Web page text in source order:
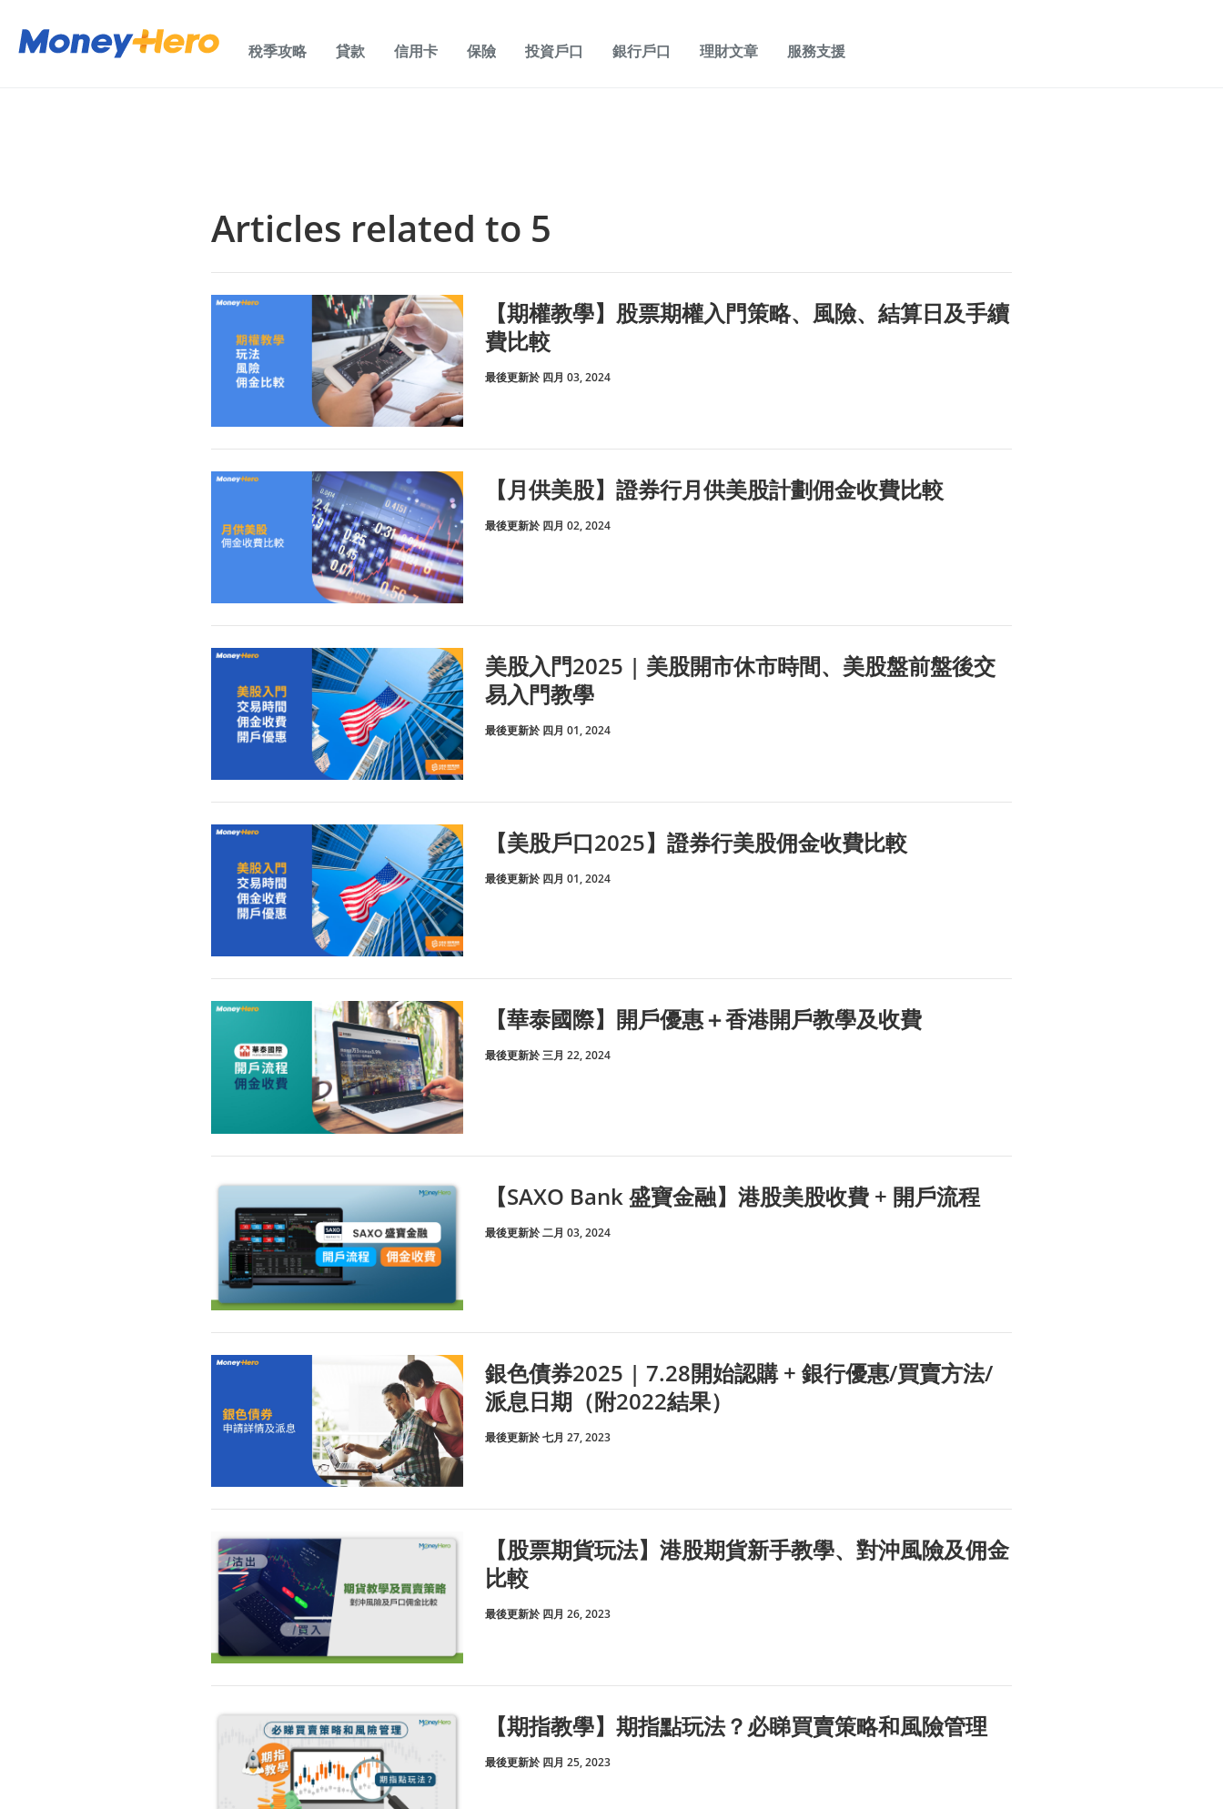
稅季攻略 貸款 信用卡 保險 投資戶口 銀行戶口 理財文章 服務支援
Articles related to 5
【期權教學】股票期權入門策略、風險、結算日及手續
費比較
最後更新於 四月 03, 2024
【月供美股】證券行月供美股計劃佣金收費比較
最後更新於 四月 02, 2024
美股入門2025 | 美股開市休市時間、美股盤前盤後交
易入門教學
最後更新於 四月 01, 2024
【美股戶口2025】證券行美股佣金收費比較
最後更新於 四月 01, 2024
【華泰國際】開戶優惠＋香港開戶教學及收費
最後更新於 三月 22, 2024
【SAXO Bank 盛寶金融】港股美股收費 + 開戶流程
最後更新於 二月 03, 2024
銀色債券2025 | 7.28開始認購 + 銀行優惠/買賣方法/
派息日期（附2022結果）
最後更新於 七月 27, 2023
【股票期貨玩法】港股期貨新手教學、對沖風險及佣金
比較
最後更新於 四月 26, 2023
【期指教學】期指點玩法？必睇買賣策略和風險管理
最後更新於 四月 25, 2023